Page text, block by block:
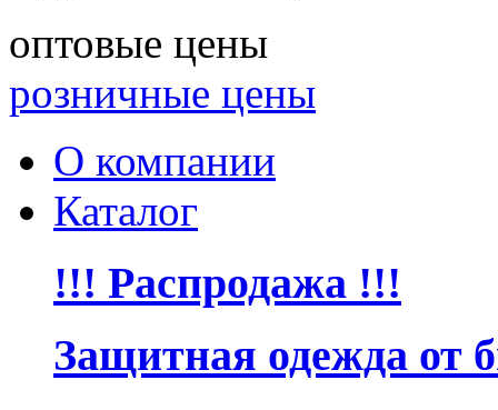
оптовые цены
розничные цены
О компании
Каталог
!!! Распродажа !!!
Защитная одежда от